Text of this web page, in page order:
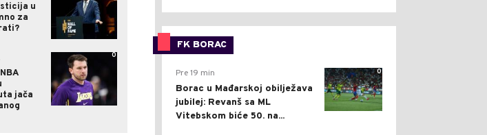
u
za
jača
0
FK BORAC
0
Pre 19 min
Borac u Mađarskoj obilježava
jubilej: Revanš sa ML
Vitebskom biće 50. na...